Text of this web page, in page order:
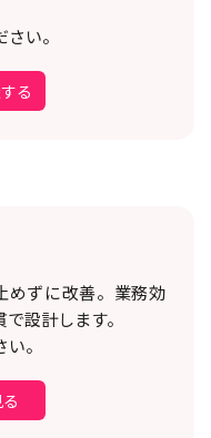
い。
る
ずに改善。 業務効
設計します。
。